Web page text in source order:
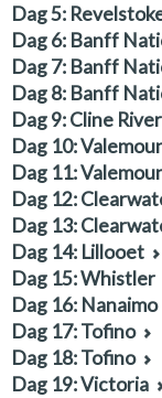
Dag 5:
Dag 6: Banff
Dag 7: Banff
Dag 8: Banff
Dag 9: Cline River
Dag 10:
Dag 11:
Dag 12:
Dag 13:
Dag 14: Lillooet
Dag 15: Whistler
Dag 16: Nanaimo
Dag 17: Tofino
Dag 18: Tofino
Dag 19: Victoria